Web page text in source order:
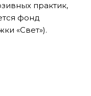
практик,
фонд
«Свет»).